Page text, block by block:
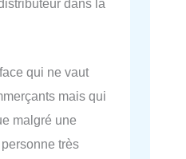
dans la
qui ne vaut
mais qui
malgré une
très